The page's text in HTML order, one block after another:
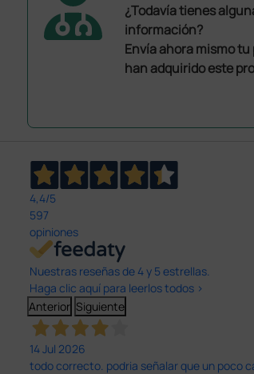
¿Todavía tienes
información?
Envía ahora mismo
han adquirido este
4,4/5
597
opiniones
Nuestras reseñas de 4 y 5 estrellas.
Haga clic aquí para leerlos todos >
Anterior Siguiente
14 Jul 2026
todo correcto. podria señalar que un poco